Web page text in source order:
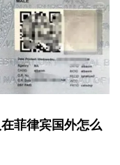
菲律宾国外怎么